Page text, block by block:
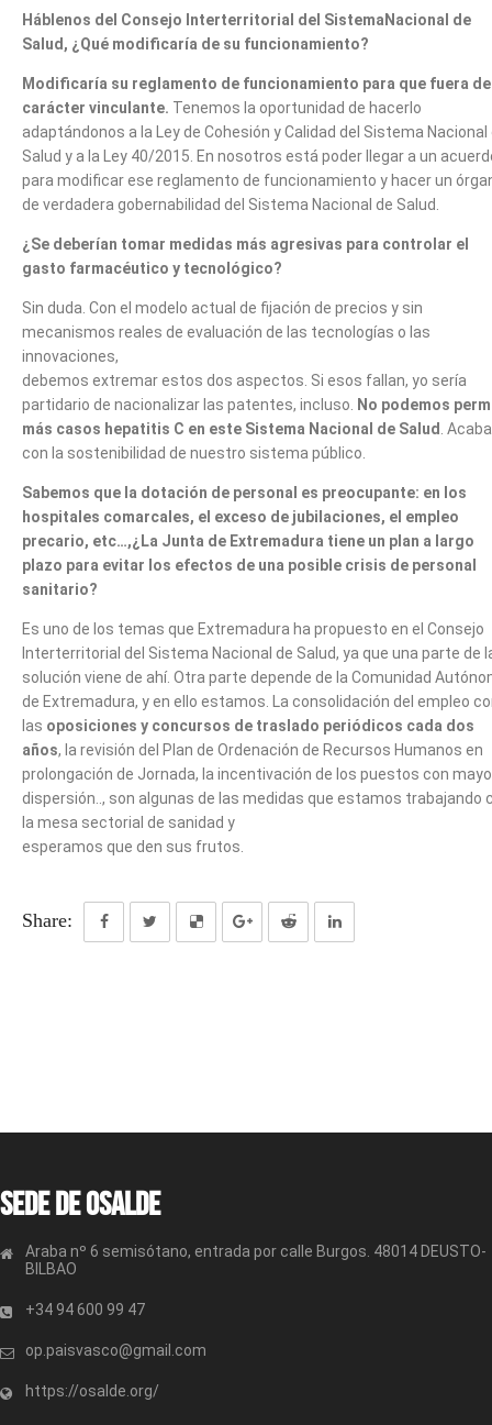
Háblenos del Consejo Interterritorial del SistemaNacional de
Salud, ¿Qué modificaría de su funcionamiento?
Modificaría su reglamento de funcionamiento para que fuera de
carácter vinculante. Tenemos la oportunidad de hacerlo
adaptándonos a la Ley de Cohesión y Calidad del Sistema Nacional
Salud y a la Ley 40/2015. En nosotros está poder llegar a un
para modificar ese reglamento de funcionamiento y hacer un
de verdadera gobernabilidad del Sistema Nacional de Salud.
¿Se deberían tomar medidas más agresivas para controlar el
gasto farmacéutico y tecnológico?
Sin duda. Con el modelo actual de fijación de precios y sin
mecanismos reales de evaluación de las tecnologías o las
innovaciones,
debemos extremar estos dos aspectos. Si esos fallan, yo sería
partidario de nacionalizar las patentes, incluso.
No podemos
más casos hepatitis C en este Sistema Nacional de Salud .
con la sostenibilidad de nuestro sistema público.
Sabemos que la dotación de personal es preocupante: en los
hospitales comarcales, el exceso de jubilaciones, el empleo
precario, etc…,¿La Junta de Extremadura tiene un plan a largo
plazo para evitar los efectos de una posible crisis de personal
sanitario?
Es uno de los temas que Extremadura ha propuesto en el Consejo
Interterritorial del Sistema Nacional de Salud, ya que una parte de
solución viene de ahí. Otra parte depende de la Comunidad
de Extremadura, y en ello estamos. La consolidación del empleo
las oposiciones y concursos de traslado periódicos cada dos
años, la revisión del Plan de Ordenación de Recursos Humanos en
prolongación de Jornada, la incentivación de los puestos con
dispersión.., son algunas de las medidas que estamos trabajando
la mesa sectorial de sanidad y
esperamos que den sus frutos.
Share:
Sede de OSALDE
Araba nº 6 semisótano, entrada por calle Burgos. 48014 DEUSTO-
BILBAO
+34 94 600 99 47
op.paisvasco@gmail.com
https://osalde.org/